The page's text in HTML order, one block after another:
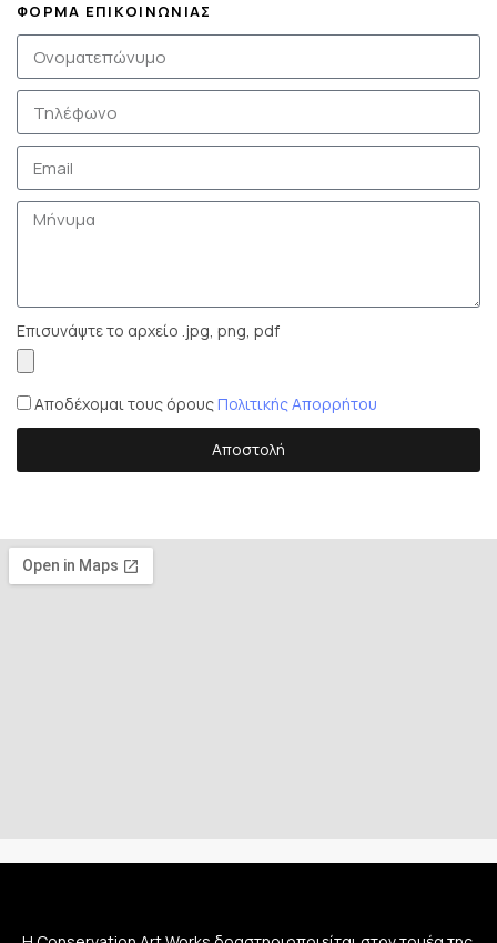
ΦΟΡΜΑ ΕΠΙΚΟΙΝΩΝΙΑΣ
Επισυνάψτε το αρχείο .jpg, png, pdf
Αποδέχομαι τους όρους Πολιτικής Απορρήτου
Αποστολή